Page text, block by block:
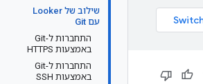
שילוב של Looker
עם Git
התחברות ל-Git
באמצעות HTTPS
התחברות ל-Git
באמצעות SSH